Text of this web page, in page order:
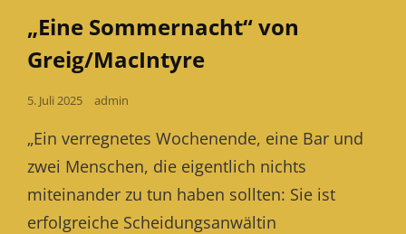
Links
„Eine Sommernacht“ von
Greig/MacIntyre
Posted
5. Juli 2025 admin
„Ein verregnetes Wochenende, eine Bar und
zwei Menschen, die eigentlich nichts
miteinander zu tun haben sollten: Sie ist
erfolgreiche Scheidungsanwältin